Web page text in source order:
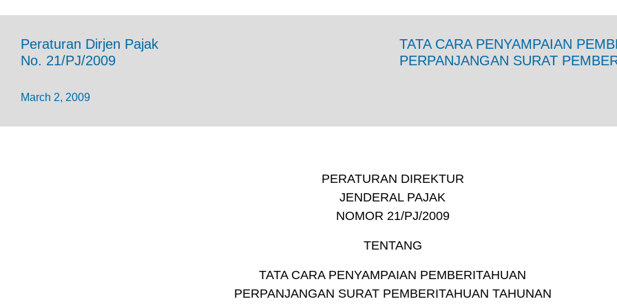
Peraturan Dirjen Pajak
No. 21/PJ/2009
March 2, 2009
TATA CARA PENYAMPAIAN
PERPANJANGAN SURAT
PERATURAN DIREKTUR
JENDERAL PAJAK
NOMOR 21/PJ/2009
TENTANG
TATA CARA PENYAMPAIAN PEMBERITAHUAN
PERPANJANGAN SURAT PEMBERITAHUAN TAHUNAN